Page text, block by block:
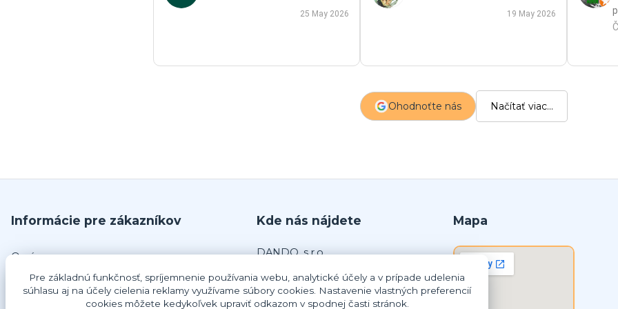
25 May 2026 19 May 2026
Ohodnoťte nás Načítať viac...
Informácie pre zákazníkov
O nás
Obchodné podmienky
Odstúpenie od zmluvy
Kde nás nájdete
DANDO, s.r.o.
925 63 Dolná Streda
Mapa
Pre základnú funkčnosť, spríjemnenie používania webu, analytické účely a v prípade udelenia
súhlasu aj na účely cielenia reklamy využívame súbory cookies. Nastavenie vlastných preferencií
cookies môžete kedykoľvek upraviť odkazom v spodnej časti stránok.